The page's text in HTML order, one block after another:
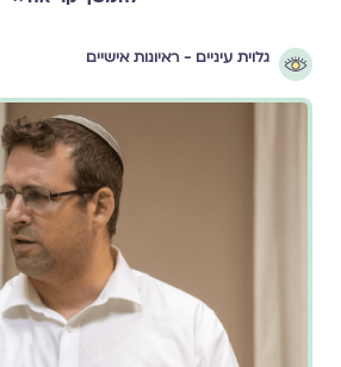
גלוית עיניים - ראיונות אישיים